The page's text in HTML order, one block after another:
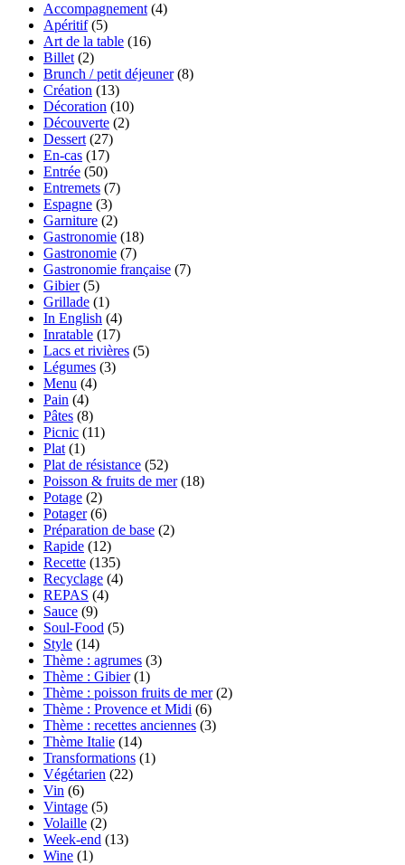
Accompagnement (4)
Apéritif(5)
Art de la table (16)
Billet (2)
Brunch / petit déjeuner(8)
Création (13)
Décoration (10)
Découverte (2)
Dessert (27)
En-cas (17)
Entrée (50)
Entremets (7)
Espagne (3)
Garniture (2)
Gastronomie (18)
Gastronomie (7)
Gastronomie française (7)
Gibier(5)
Grillade (1)
In English (4)
Inratable (17)
Lacs et rivières (5)
Légumes (3)
Menu (4)
Pain (4)
Pâtes (8)
Picnic (11)
Plat (1)
Plat de résistance (52)
Poisson & fruits de mer(18)
Potage (2)
Potager(6)
Préparation de base (2)
Rapide (12)
Recette (135)
Recyclage (4)
REPAS (4)
Sauce (9)
Soul-Food (5)
Style (14)
Thème : agrumes (3)
Thème : Gibier(1)
Thème : poisson fruits de mer(2)
Thème : Provence et Midi (6)
Thème : recettes anciennes (3)
Thème Italie (14)
Transformations (1)
Végétarien (22)
Vin (6)
Vintage (5)
Volaille (2)
Week-end (13)
Wine (1)